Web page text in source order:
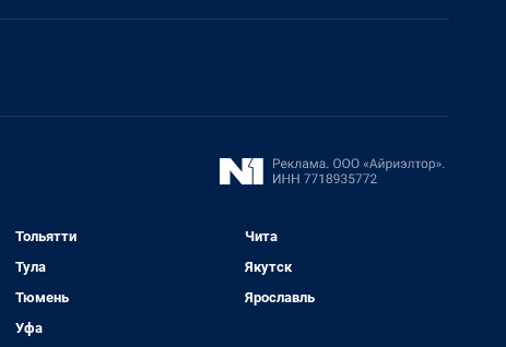
Тольятти
Тула
Тюмень
Уфа
Чита
Якутск
Ярославль